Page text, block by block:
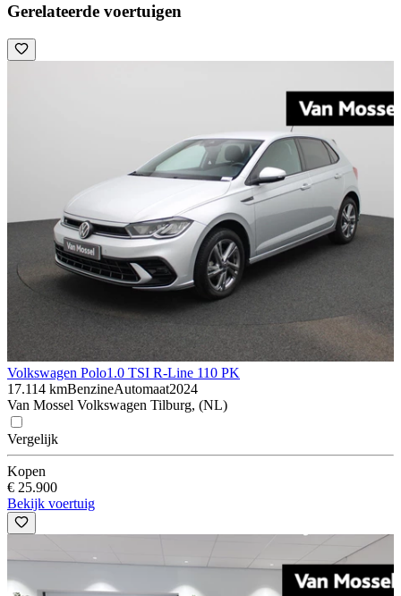
Gerelateerde voertuigen
Volkswagen Polo1.0 TSI R-Line 110 PK
17.114 kmBenzineAutomaat2024
Van Mossel Volkswagen Tilburg, (NL)
Vergelijk
Kopen
€ 25.900
Bekijk voertuig